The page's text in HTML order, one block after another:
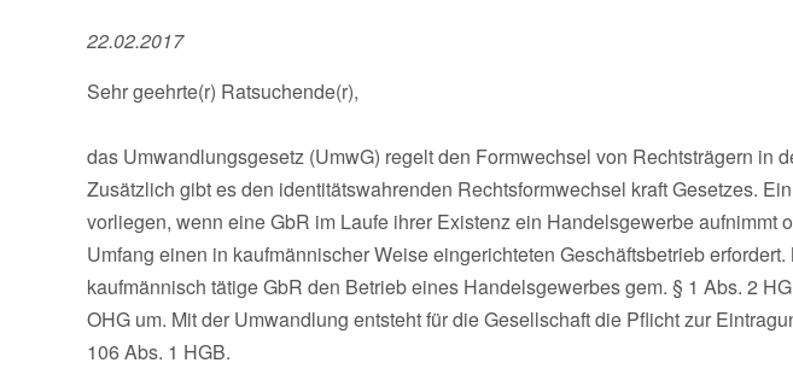
22.02.2017
Sehr geehrte(r) Ratsuchende(r),
das Umwandlungsgesetz (UmwG) regelt den Formwechsel von Rechtsträgern in
Zusätzlich gibt es den identitätswahrenden Rechtsformwechsel kraft Gesetzes.
vorliegen, wenn eine GbR im Laufe ihrer Existenz ein Handelsgewerbe aufnimmt
Umfang einen in kaufmännischer Weise eingerichteten Geschäftsbetrieb
kaufmännisch tätige GbR den Betrieb eines Handelsgewerbes gem. § 1 Abs. 2
OHG um. Mit der Umwandlung entsteht für die Gesellschaft die Pflicht zur
106 Abs. 1 HGB.